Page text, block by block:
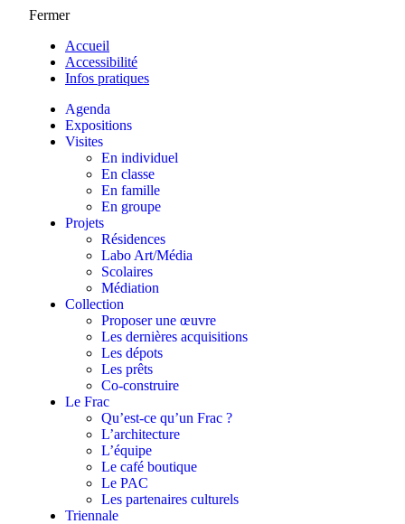
Fermer
Accueil
Accessibilité
Infos pratiques
Agenda
Expositions
Visites
En individuel
En classe
En famille
En groupe
Projets
Résidences
Labo Art/Média
Scolaires
Médiation
Collection
Proposer une œuvre
Les dernières acquisitions
Les dépots
Les prêts
Co-construire
Le Frac
Qu’est-ce qu’un Frac ?
L’architecture
L’équipe
Le café boutique
Le PAC
Les partenaires culturels
Triennale